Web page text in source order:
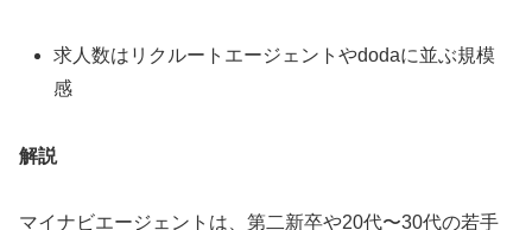
求人数はリクルートエージェントやdodaに並ぶ規模
感
解説
マイナビエージェントは、第二新卒や20代〜30代の若手